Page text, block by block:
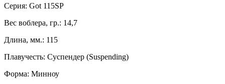
Серия: Got 115SP
Вес воблера, гр.: 14,7
Длина, мм.: 115
Плавучесть: Суспендер (Suspending)
Форма: Минноу